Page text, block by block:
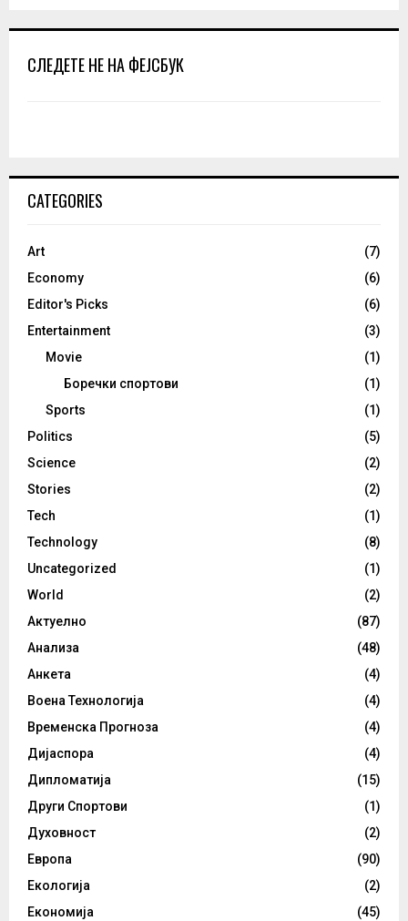
СЛЕДЕТЕ НЕ НА ФЕЈСБУК
CATEGORIES
Art
(7)
Economy
(6)
Editor's Picks
(6)
Entertainment
(3)
Movie
(1)
Боречки спортови
(1)
Sports
(1)
Politics
(5)
Science
(2)
Stories
(2)
Tech
(1)
Technology
(8)
Uncategorized
(1)
World
(2)
Актуелно
(87)
Анализа
(48)
Анкета
(4)
Воена Технологија
(4)
Временска Прогноза
(4)
Дијаспора
(4)
Дипломатија
(15)
Други Спортови
(1)
Духовност
(2)
Европа
(90)
Екологија
(2)
Економија
(45)